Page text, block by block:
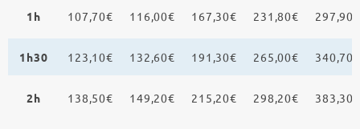
1h 107,70€ 116,00€ 167,30€ 231,80€ 297,90€
1h30 123,10€ 132,60€ 191,30€ 265,00€ 340,70€
2h 138,50€ 149,20€ 215,20€ 298,20€ 383,30€